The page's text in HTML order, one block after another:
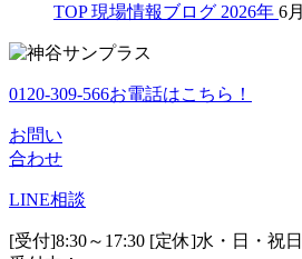
TOP 現場情報ブログ 2026年 6月
0120-309-566お電話はこちら！
お問い
合わせ
LINE相談
[受付]8:30～17:30 [定休]水・日・祝日